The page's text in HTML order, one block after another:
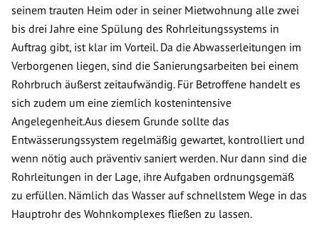
seinem trauten Heim oder in seiner Mietwohnung alle zwei
bis drei Jahre eine Spülung des Rohrleitungssystems in
Auftrag gibt, ist klar im Vorteil. Da die Abwasserleitungen im
Verborgenen liegen, sind die Sanierungsarbeiten bei einem
Rohrbruch äußerst zeitaufwändig. Für Betroffene handelt es
sich zudem um eine ziemlich kostenintensive
Angelegenheit.Aus diesem Grunde sollte das
Entwässerungssystem regelmäßig gewartet, kontrolliert und
wenn nötig auch präventiv saniert werden. Nur dann sind die
Rohrleitungen in der Lage, ihre Aufgaben ordnungsgemäß
zu erfüllen. Nämlich das Wasser auf schnellstem Wege in das
Hauptrohr des Wohnkomplexes fließen zu lassen.